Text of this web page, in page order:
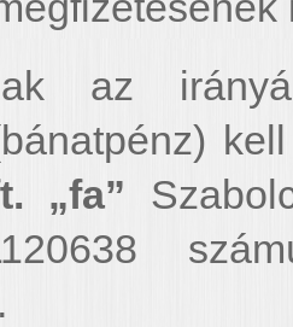
az
„fa”